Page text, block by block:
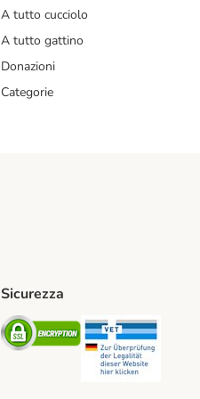
A tutto cucciolo
A tutto gattino
Donazioni
Categorie
Sicurezza
Security